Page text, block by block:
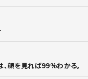
顔を見れば99%わかる。